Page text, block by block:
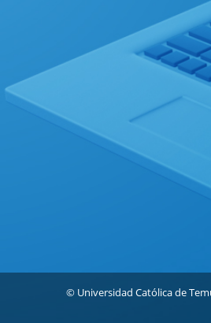
© Universidad Católica de